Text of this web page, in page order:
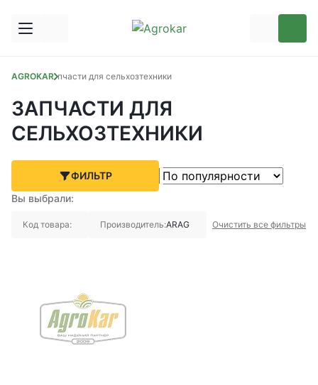
AGROKARЗапчасти для сельхозтехники
ЗАПЧАСТИ ДЛЯ
СЕЛЬХОЗТЕХНИКИ
ФИЛЬТР
Вы выбрали:
Код товара: Производитель:ARAG Очистить все фильтры